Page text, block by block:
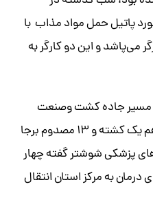
پاتیل حمل مواد مذاب با
می‌پاشد و این دو کارگر به
مسیر جاده کشت وصنعت
کارون شوشتر استان خوزستان هم یک کشته و ۱۳ مصدوم برجا
پزشکی شوشتر گفته چهار
به مرکز استان انتقال